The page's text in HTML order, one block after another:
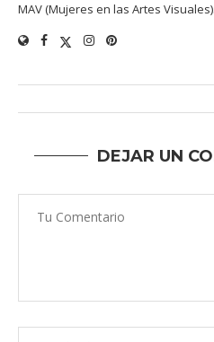
MAV (Mujeres en las Artes Visuales).
DEJAR UN